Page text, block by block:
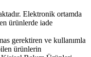
Elektronik ortamda
ürünlerde iade
gerektiren ve kullanımla
ürünlerin